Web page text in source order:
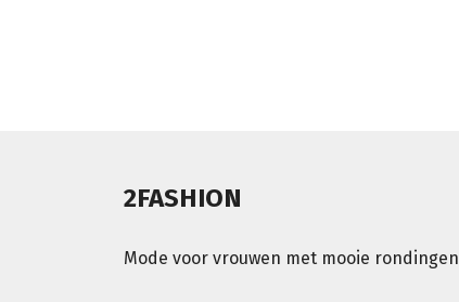
2FASHION
Mode voor vrouwen met mooie rondingen